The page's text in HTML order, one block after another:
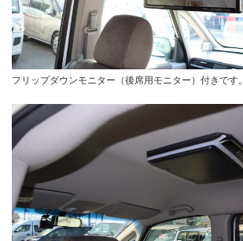
フリップダウンモニター（後席用モニター）付きです。